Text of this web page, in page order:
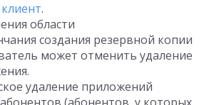
.
области
создания резервной копии
может отменить удаление
удаление приложений